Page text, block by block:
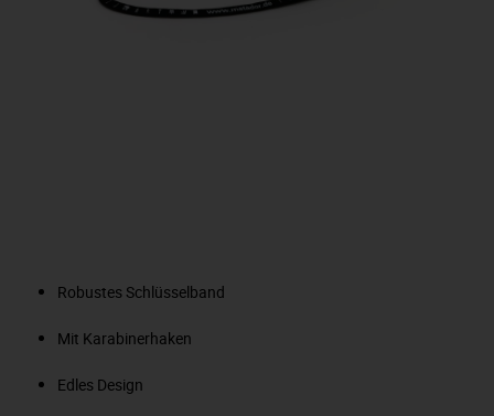
Robustes Schlüsselband
Mit Karabinerhaken
Edles Design